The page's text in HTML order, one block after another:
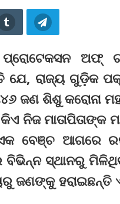
ଅଫ୍
ରାଜ୍ୟ ଗୁଡ଼ିକ
ଜଣ ଶିଶୁ କରୋନା
ନିଜ ମାତାପିତାଙ୍କ
ବେଞ୍ଚ ଆଗରେ
ସ୍ଥାନରୁ
ଜଣଙ୍କୁ ହରାଇଛନ୍ତି